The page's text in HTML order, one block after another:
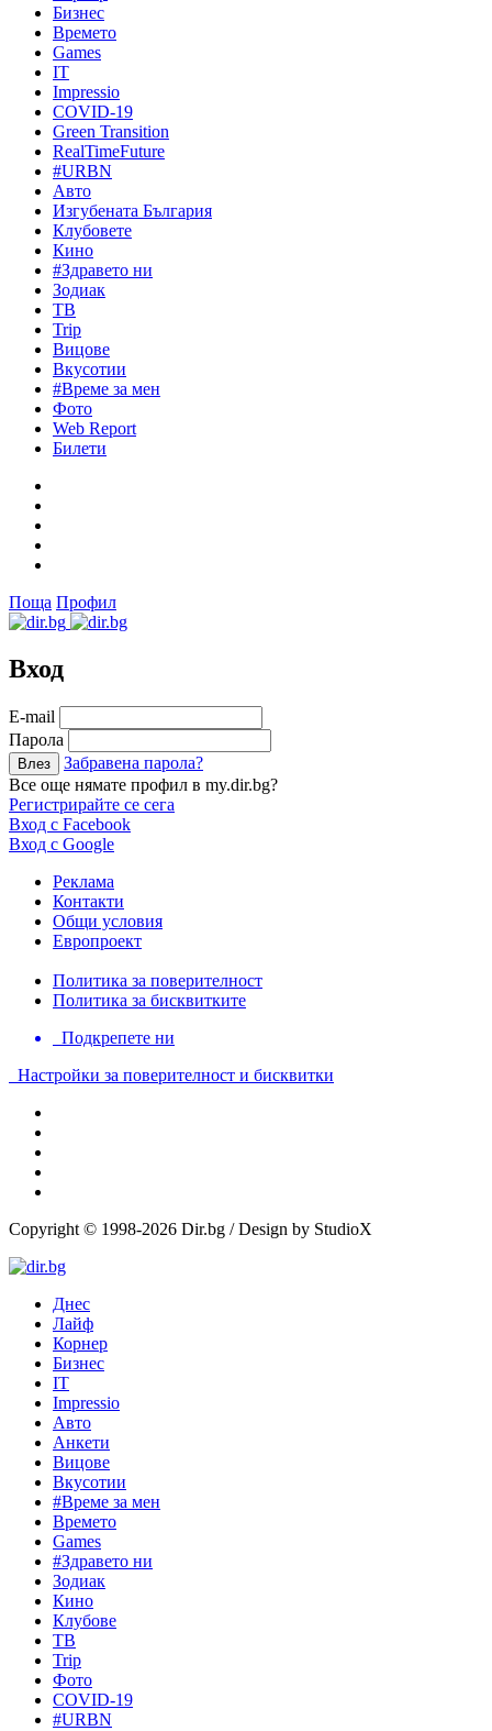
Бизнес
Времето
Games
IT
Impressio
COVID-19
Green Transition
RealTimeFuture
#URBN
Авто
Изгубената България
Клубовете
Кино
#Здравето ни
Зодиак
ТВ
Trip
Вицове
Вкусотии
#Време за мен
Фото
Web Report
Билети
Поща Профил
Вход
Е-mail
Парола
Забравена парола?
Все още нямате профил в my.dir.bg?
Регистрирайте се сега
Вход с Facebook
Вход с Google
Реклама
Контакти
Общи условия
Европроект
Политика за поверителност
Политика за бисквитките
Подкрепете ни
Настройки за поверителност и бисквитки
Copyright © 1998-2026 Dir.bg / Design by StudioX
Днес
Лайф
Корнер
Бизнес
IT
Impressio
Авто
Анкети
Вицове
Вкусотии
#Време за мен
Времето
Games
#Здравето ни
Зодиак
Кино
Клубове
ТВ
Trip
Фото
COVID-19
#URBN